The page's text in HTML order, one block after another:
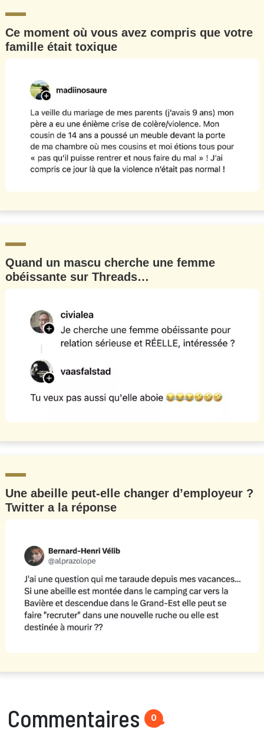
Ce moment où vous avez compris que votre
famille était toxique
Quand un mascu cherche une femme
obéissante sur Threads…
Une abeille peut-elle changer d’employeur ?
Twitter a la réponse
Commentaires 0